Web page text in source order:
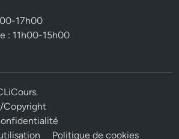
17h00
: 11h00-15h00
.
Copyright
Politique de cookies